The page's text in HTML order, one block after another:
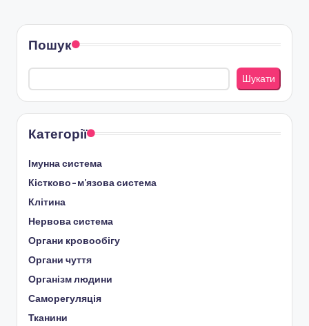
Пошук
Шукати
Категорії
Імунна система
Кістково-м'язова система
Клітина
Нервова система
Органи кровообігу
Органи чуття
Організм людини
Саморегуляція
Тканини